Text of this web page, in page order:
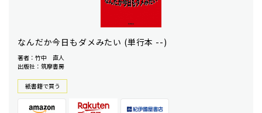
なんだか今日もダメみたい (単行本 --)
著者：竹中 直人
出版社：筑摩書房
紙書籍で買う